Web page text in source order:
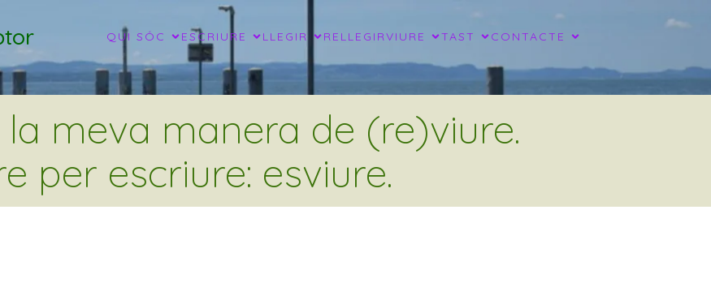
QUI SÓC ESCRIURE LLEGIR RELLEGIRVIURE TAST CONTACTE
la meva manera de (re)viure.
per escriure: esviure.